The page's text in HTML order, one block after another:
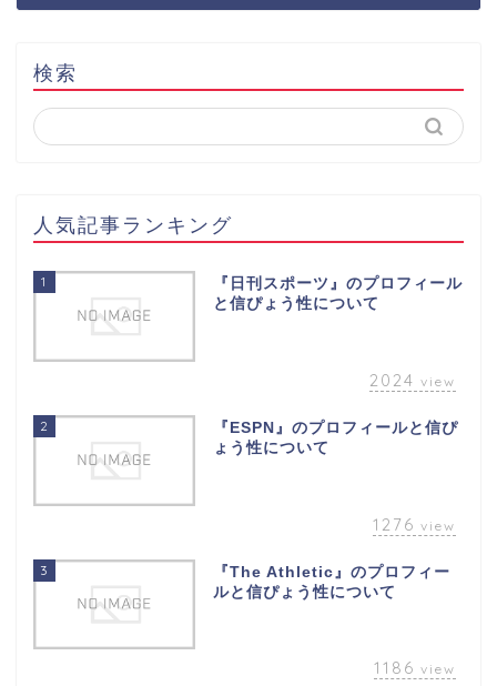
検索
人気記事ランキング
1
『日刊スポーツ』のプロフィール
と信ぴょう性について
2024 view
2
『ESPN』のプロフィールと信ぴ
ょう性について
1276 view
3
『The Athletic』のプロフィー
ルと信ぴょう性について
1186 view